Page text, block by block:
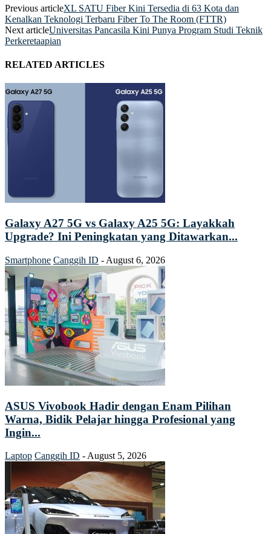
Previous articleXL SATU Fiber Kini Tersedia di 63 Kota dan
Kenalkan Teknologi Terbaru Fiber To The Room (FTTR)
Next articleUniversitas Pancasila Kini Punya Program Studi Teknik
Perkeretaapian
RELATED ARTICLES
Galaxy A27 5G vs Galaxy A25 5G: Layakkah
Upgrade? Ini Peningkatan yang Ditawarkan...
Smartphone Canggih ID - August 6, 2026
ASUS Vivobook Hadir dengan Enam Pilihan
Warna, Bidik Pelajar hingga Profesional yang
Ingin...
Laptop Canggih ID - August 5, 2026